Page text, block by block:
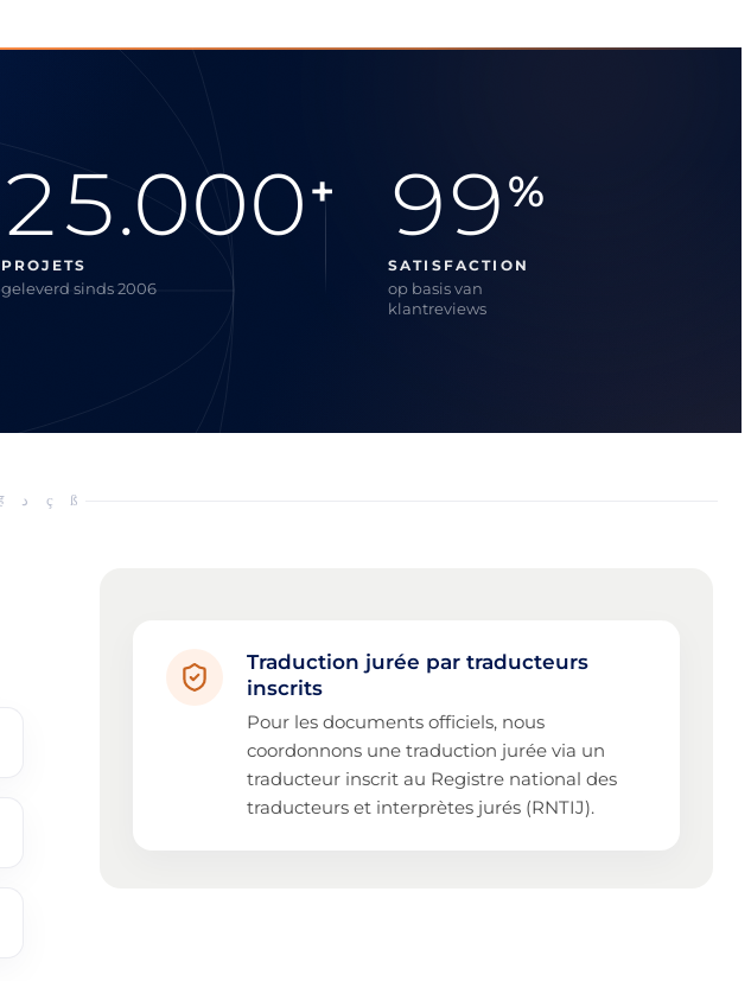
25.000+
PROJETS
geleverd sinds 2006
99%
SATISFACTION
op basis van
klantreviews
文 ع अ Я α 한 ह د ç ß
Traduction jurée par traducteurs
inscrits
Pour les documents officiels, nous
coordonnons une traduction jurée via un
traducteur inscrit au Registre national des
traducteurs et interprètes jurés (RNTIJ).